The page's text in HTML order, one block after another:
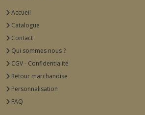
Accueil
Catalogue
Contact
Qui sommes nous ?
CGV - Confidentialité
Retour marchandise
Personnalisation
FAQ